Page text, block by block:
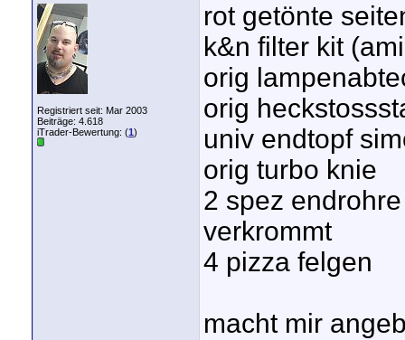
Registriert seit: Mar 2003
Beiträge: 4.618
iTrader-Bewertung: (1)
rot getönte
k&n filter kit
orig
orig
univ endtopf
orig turbo knie
2 spez
verkrommt
4 pizza felgen
macht mir